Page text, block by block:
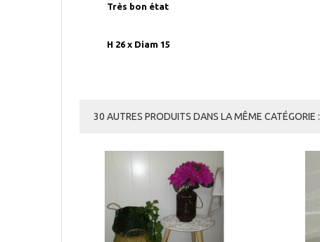
Très bon état
H 26 x Diam 15
30 AUTRES PRODUITS DANS LA MÊME CATÉGORIE :